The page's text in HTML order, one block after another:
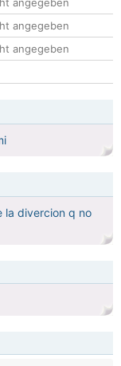
angegeben
angegeben
la divercion q no